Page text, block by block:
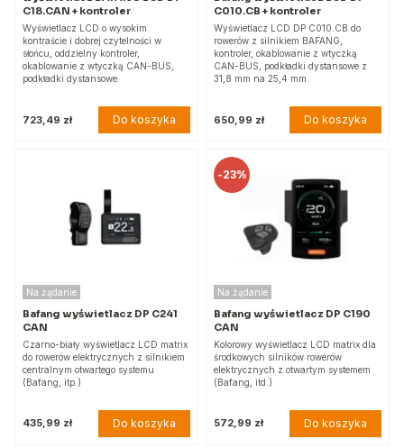
C18.CAN + kontroler
Wyświetlacz LCD o wysokim
kontraście i dobrej czytelności w
słońcu, oddzielny kontroler,
okablowanie z wtyczką CAN-BUS,
podkładki dystansowe.
723,49 zł Do koszyka
C010.CB + kontroler
Wyświetlacz LCD DP C010.CB do
rowerów z silnikiem BAFANG,
kontroler, okablowanie z wtyczką
CAN-BUS, podkładki dystansowe z
31,8 mm na 25,4 mm.
650,99 zł Do koszyka
Na żądanie
Bafang wyświetlacz DP C241
CAN
Czarno-biały wyświetlacz LCD matrix
do rowerów elektrycznych z silnikiem
centralnym otwartego systemu
(Bafang, itp.)
435,99 zł Do koszyka
-23%
Na żądanie
Bafang wyświetlacz DP C190
CAN
Kolorowy wyświetlacz LCD matrix dla
środkowych silników rowerów
elektrycznych z otwartym systemem
(Bafang, itd.)
572,99 zł Do koszyka